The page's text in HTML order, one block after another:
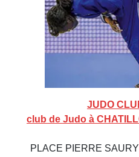
JUDO
club de Judo à
PLACE PIERRE